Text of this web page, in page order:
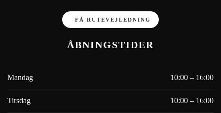
FÅ RUTEVEJLEDNING
ÅBNINGSTIDER
Mandag 10:00 – 16:00
Tirsdag 10:00 – 16:00